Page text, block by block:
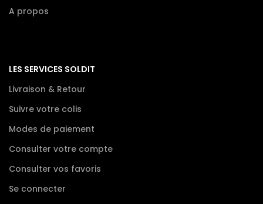
A propos
LES SERVICES SOLDIT
Livraison & Retour
Suivre votre colis
Modes de paiement
Consulter votre compte
Consulter vos favoris
Se connecter